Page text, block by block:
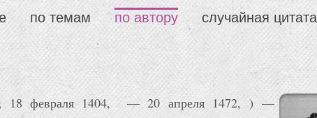
по темам по автору случайная цитата
(; 18 февраля 1404, — 20 апреля 1472, ) —